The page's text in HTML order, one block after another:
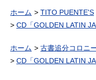
ホーム
TITO PUENTE'S
CD「GOLDEN LATIN
ホーム
古書追分コロニ
CD「GOLDEN LATIN